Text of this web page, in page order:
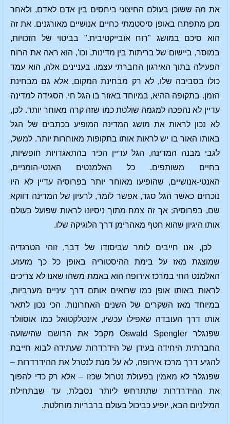
את מה ששוכן בעולם החיצוני ביחסים בין אדם לאדם, ולאחר
מכן מתפתח באופן סיסטמתי כחיים אנושיים מאורגנים. את זה
הוא סיכם במושג "רוח אובייקטיבית." בביטוי של הזכויות,
במוסר, ביישום של בריתות בין מדינות, וכו', הוא ראה את הרוח
הפעילה בתוך האירגון החברתי עצמו. בעניינים אלה, הוא עמד
כולו בסביבה שלו, לא רק מבחינת המקום, אלא גם מבחינת
הזמן. בתקופה ההיא, במיוחד באזור בו הגל חי, הסגידה למדינה
עדיין לא נהפכה למגמה שולטת כמו שזה קרה מאוחר יותר. לכן,
לא נכון לראות את מושג המדינה המופיע בכתבים של הגל
באותו האור בו יש לראות אותו בתקופות מאוחרות יותר. למשל,
לגבי מבנה המדינה, הגל עדיין הכיר בהתאגדויות חופשיות,
בחיים משותפים. כל האלמנטים האנטי-הומניים,
האנטי-אנושיים, שהופיעו מאוחר יותר בפרוסיה עדיין לא היו
נוכחים כאשר הגל סגד, אפשר לומר, לרעיון של המדינה דווקא
שם, בפרוסיה; אך זה צמח מתוך ניסיונו לראות שפועל בעולם
אותו היגיון שהוא חטף מאהרימן דרך הלוגיקה שלו.
לכן, אנו חייבים לומר שביסודו של דבר, זוהי הטרגדיה
שמוצגת מאז על בימת ההיסטוריה באופן כל כך מזעזע.
האלמנט החי במרכז אירופה הוא באמת משהו שאנו לא צריכים
לראות באותו אופן כמו שרואים אותם דרך עיניים מערביות,
במיוחד מאז השקרים של השנים האחרונות. הכי נכון לתאר
אותו דרך העובדה שאפילו עכשיו, אינטלקטואל כמו אוסוולד
שפנגלר Oswald Spengler מקבל את הרושם שהישועה
החברתית היחידה בעידן של הידרדרות שעתידה לבוא חייבת
להגיע דרך מרכז אירופה, לא על מנת לנטרל את ההידרדרות –
שפנגלר לא מאמין בפעולת נטרול שכזו – אלא רק כדי להפוך
את ההידרדרות שתתרחש ליותר נסבלת, עד שבתחילת
המילניום הבא, יופיע כביכול בעולם ברבריות מוחלטת.